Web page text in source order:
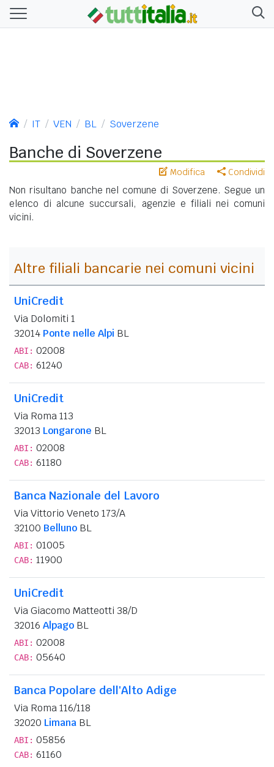
IT VEN BL Soverzene
Banche di Soverzene
Modifica Condividi
Non risultano banche nel comune di Soverzene. Segue un
elenco di alcune succursali, agenzie e filiali nei comuni
vicini.
Altre filiali bancarie nei comuni vicini
UniCredit
Via Dolomiti 1
32014 Ponte nelle Alpi BL
ABI: 02008
CAB: 61240
UniCredit
Via Roma 113
32013 Longarone BL
ABI: 02008
CAB: 61180
Banca Nazionale del Lavoro
Via Vittorio Veneto 173/A
32100 Belluno BL
ABI: 01005
CAB: 11900
UniCredit
Via Giacomo Matteotti 38/D
32016 Alpago BL
ABI: 02008
CAB: 05640
Banca Popolare dell'Alto Adige
Via Roma 116/118
32020 Limana BL
ABI: 05856
CAB: 61160